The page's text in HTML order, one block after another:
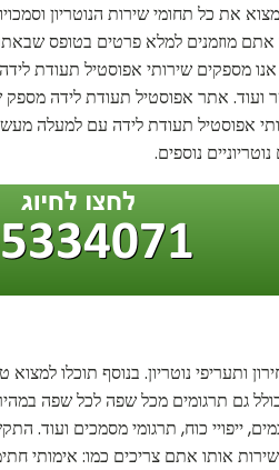
את כל תחומי שירות הנוטריון
מוזמנים למלא פרטים בטופס שבאתר
מספקים שירותי אפוסטיל תעודת
ועוד. אתר אפוסטיל תעודת לידה
תעודת לידה עם למעלה מעשרים
נוספים.
ותעריפי נוטריון. בנוסף תוכלו
גם תרגומים מכל שפה לכל שפה
ייפויי כוח, תרגומי מסמכים
אותו אתם צריכים כמו: אימותי